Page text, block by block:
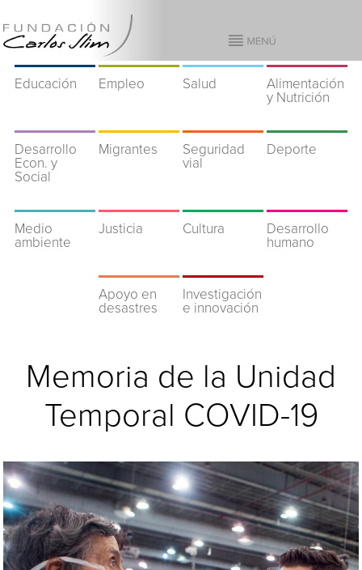
Educación Empleo Salud
Alimentación
y Nutrición
Desarrollo
Econ. y
Social
Migrantes
Seguridad
vial
Deporte
Medio
ambiente
Justicia Cultura
Desarrollo
humano
Apoyo en
desastres
Investigación
e innovación
Memoria de la Unidad
Temporal COVID-19